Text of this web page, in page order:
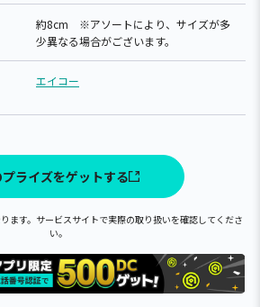
約8cm ※アソートにより、サイズが多
少異なる場合がございます。
エイコー
プライズをゲットする
ます。サービスサイトで実際の取り扱いを確認してくださ
い。